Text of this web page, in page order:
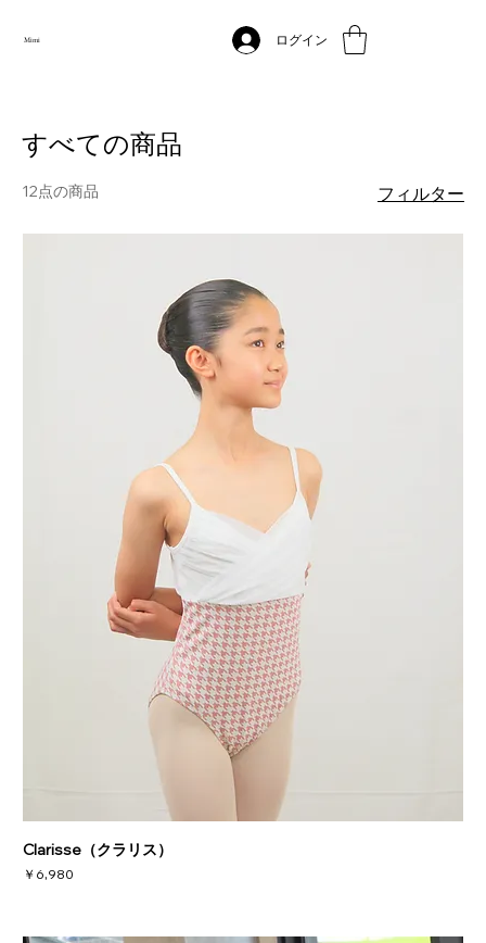
Mimi ログイン
すべての商品
12点の商品 フィルター
Clarisse（クラリス）
価格
￥6,980